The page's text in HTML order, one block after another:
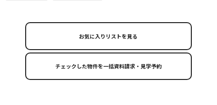
お気に入りリストを見る